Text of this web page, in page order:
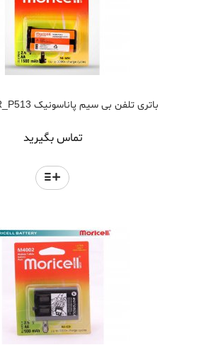
باتری تلفن بی سیم پاناسونیک HHR_P513 موریسل
تماس بگیرید